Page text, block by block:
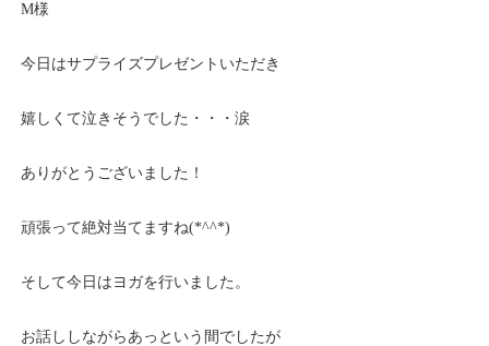
M様
今日はサプライズプレゼントいただき
嬉しくて泣きそうでした・・・涙
ありがとうございました！
頑張って絶対当てますね(*^^*)
そして今日はヨガを行いました。
お話ししながらあっという間でしたが